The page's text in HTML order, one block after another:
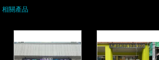
相關產品